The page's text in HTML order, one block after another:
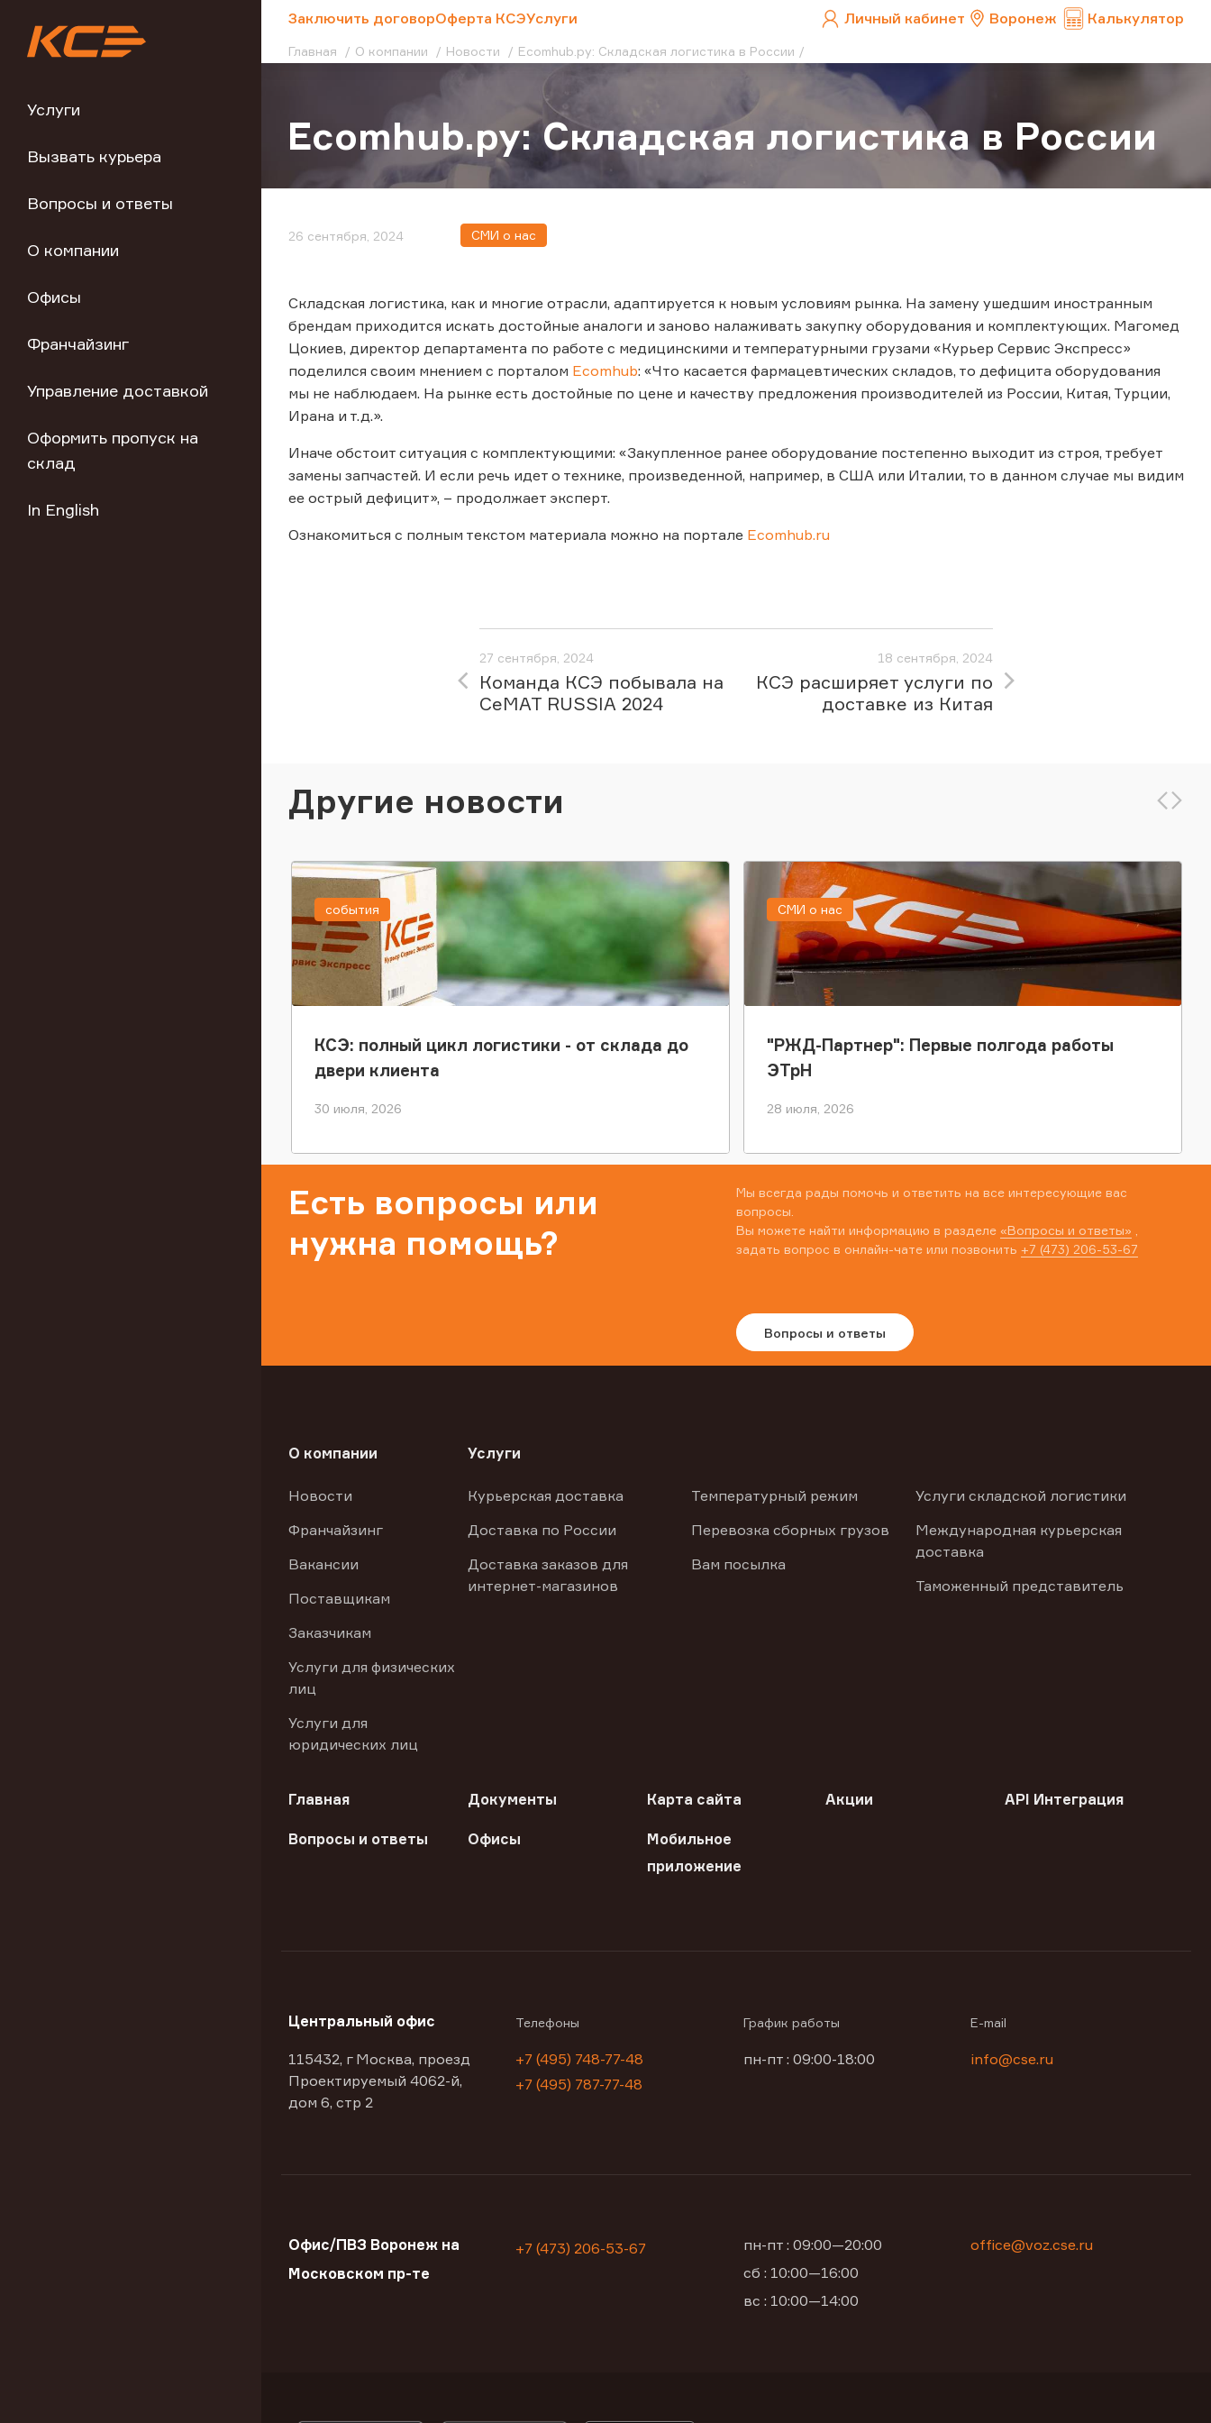
Услуги
Вызвать курьера
Вопросы и ответы
О компании
Офисы
Франчайзинг
Управление доставкой
Оформить пропуск на
склад
In English
Заключить договорОферта КСЭУслуги Личный кабинет Воронеж Калькулятор
Главная О компании Новости Ecomhub.ру: Складская логистика в России
Ecomhub.ру: Складская логистика в России
26 сентября, 2024 СМИ о нас
Cкладская логистика, как и многие отрасли, адаптируется к новым условиям рынка. На замену ушедшим иностранным
брендам приходится искать достойные аналоги и заново налаживать закупку оборудования и комплектующих. Магомед
Цокиев, директор департамента по работе с медицинскими и температурными грузами «Курьер Сервис Экспресс»
поделился своим мнением с порталом Ecomhub: «Что касается фармацевтических складов, то дефицита оборудования
мы не наблюдаем. На рынке есть достойные по цене и качеству предложения производителей из России, Китая, Турции,
Ирана и т.д.».
Иначе обстоит ситуация с комплектующими: «Закупленное ранее оборудование постепенно выходит из строя, требует
замены запчастей. И если речь идет о технике, произведенной, например, в США или Италии, то в данном случае мы видим
ее острый дефицит», – продолжает эксперт.
Ознакомиться с полным текстом материала можно на портале Ecomhub.ru
27 сентября, 2024
Команда КСЭ побывала на
CeMAT RUSSIA 2024
18 сентября, 2024
КСЭ расширяет услуги по
доставке из Китая
Другие новости
КСЭ: полный цикл логистики - от склада до
двери клиента
30 июля, 2026
события
"РЖД-Партнер": Первые полгода работы
ЭТрН
28 июля, 2026
СМИ о нас
Есть вопросы или
нужна помощь?
Мы всегда рады помочь и ответить на все интересующие вас
вопросы.
Вы можете найти информацию в разделе «Вопросы и ответы»
задать вопрос в онлайн-чате или позвонить +7 (473) 206-53-67
Вопросы и ответы
О компании
Новости
Франчайзинг
Вакансии
Поставщикам
Заказчикам
Услуги для физических
лиц
Услуги для
юридических лиц
Услуги
Курьерская доставка
Доставка по России
Доставка заказов для
интернет-магазинов
Температурный режим
Перевозка сборных грузов
Вам посылка
Услуги складской логистики
Международная курьерская
доставка
Таможенный представитель
Главная Документы Карта сайта Акции API Интеграция
Вопросы и ответы Офисы
Мобильное
приложение
Центральный офис
115432, г Москва, проезд
Проектируемый 4062-й,
дом 6, стр 2
Телефоны
+7 (495) 748-77-48
+7 (495) 787-77-48
График работы
пн-пт : 09:00-18:00
E-mail
info@cse.ru
Офис/ПВЗ Воронеж на
Московском пр-те
+7 (473) 206-53-67
пн-пт : 09:00—20:00
сб : 10:00—16:00
вс : 10:00—14:00
office@voz.cse.ru